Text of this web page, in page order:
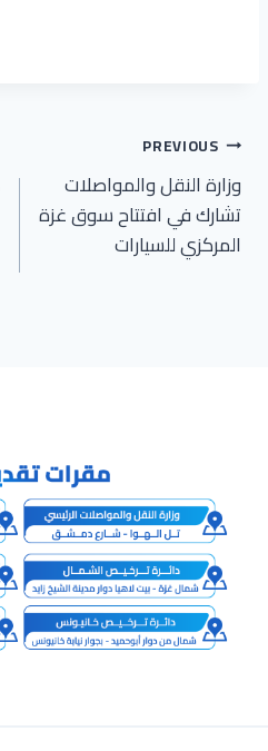
تصفّح
المقالات
PREVIOUS
وزارة النقل والمواصلات
تشارك في افتتاح سوق غزة
المركزي للسيارات